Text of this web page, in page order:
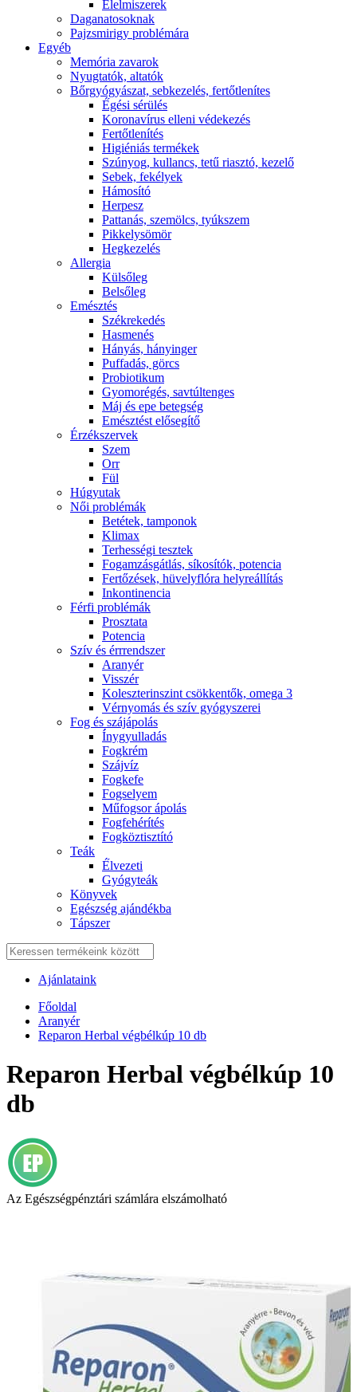
É́lelmiszerek
Daganatosoknak
Pajzsmirigy problémára
Egyéb
Memória zavarok
Nyugtatók, altatók
Bőrgyógyászat, sebkezelés, fertőtlenítes
É́gési sérülés
Koronavírus elleni védekezés
Fertőtlenítés
Higiéniás termékek
Szúnyog, kullancs, tetű riasztó, kezelő
Sebek, fekélyek
Hámosító
Herpesz
Pattanás, szemölcs, tyúkszem
Pikkelysömör
Hegkezelés
Allergia
Külsőleg
Belsőleg
Emésztés
Székrekedés
Hasmenés
Hányás, hányinger
Puffadás, görcs
Probiotikum
Gyomorégés, savtúltenges
Máj és epe betegség
Emésztést elősegítő
Érzékszervek
Szem
Orr
Fül
Húgyutak
Női problémák
Betétek, tamponok
Klimax
Terhességi tesztek
Fogamzásgátlás, síkosítók, potencia
Fertőzések, hüvelyflóra helyreállítás
Inkontinencia
Férfi problémák
Prosztata
Potencia
Szív és érrrendszer
Aranyér
Visszér
Koleszterinszint csökkentők, omega 3
Vérnyomás és szív gyógyszerei
Fog és szájápolás
Í́nygyulladás
Fogkrém
Szájvíz
Fogkefe
Fogselyem
Műfogsor ápolás
Fogfehérítés
Fogköztisztító
Teák
É́lvezeti
Gyógyteák
Könyvek
Egészség ajándékba
Tápszer
Ajánlataink
Főoldal
Aranyér
Reparon Herbal végbélkúp 10 db
Reparon Herbal végbélkúp 10
db
Az Egészségpénztári számlára elszámolható